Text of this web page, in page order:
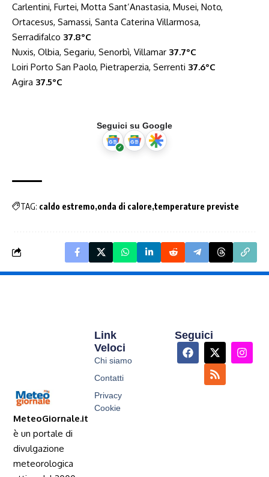
Carlentini, Furtei, Motta Sant’Anastasia, Musei, Noto,
Ortacesus, Samassi, Santa Caterina Villarmosa,
Serradifalco 37.8°C
Nuxis, Olbia, Segariu, Senorbì, Villamar 37.7°C
Loiri Porto San Paolo, Pietraperzia, Serrenti 37.6°C
Agira 37.5°C
Seguici su Google
TAG: caldo estremo onda di calore temperature previste
MeteoGiornale.it
è un portale di
divulgazione
meteorologica
Link
Veloci
Chi siamo
Contatti
Privacy
Cookie
Seguici